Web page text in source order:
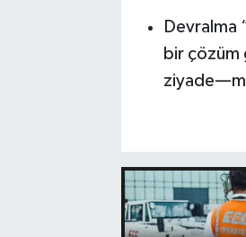
Devralma
bir çözüm